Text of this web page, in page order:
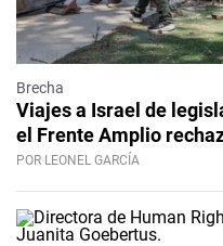
Brecha
Viajes a Israel de
el Frente Amplio
POR LEONEL GARCÍA